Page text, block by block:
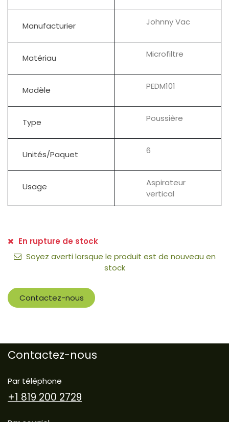
Manufacturier Johnny Vac
Matériau Microfiltre
Modèle PEDM101
Type Poussière
Unités/Paquet 6
Usage
Aspirateur
vertical
En rupture de stock
Soyez averti lorsque le produit est de nouveau en
stock
Contactez-nous
Contactez-nous
Par téléphone
+1 819 200 2729